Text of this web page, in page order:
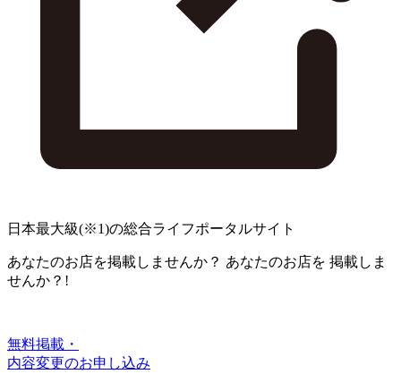
日本最大級(※1)の総合ライフポータルサイト
あなたのお店を掲載しませんか？ あなたのお店を 掲載しま
せんか？!
無料掲載・
内容変更のお申し込み